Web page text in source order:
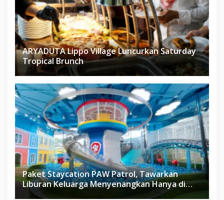
ARYADUTA Lippo Village Luncurkan Saturday
Tropical Brunch
Paket Staycation PAW Patrol, Tawarkan
Liburan Keluarga Menyenangkan Hanya di
Herloom Hotel BSD